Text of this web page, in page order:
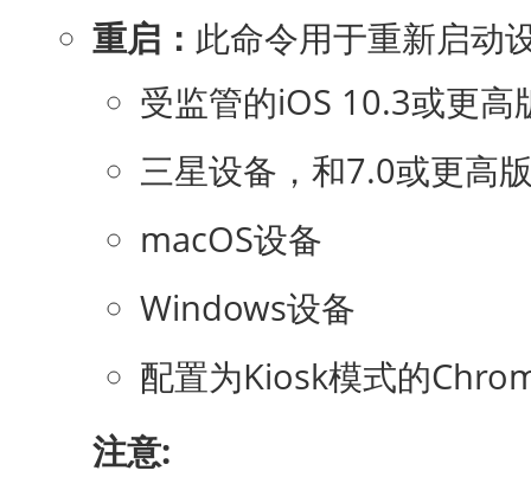
重启： 此命令用于重新启动
受监管的iOS 10.3或更高
三星设备，和7.0或更高
macOS设备
Windows设备
配置为Kiosk模式的
注意: